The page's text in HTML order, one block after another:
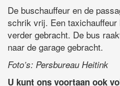
De buschauffeur en de
schrik vrij. Een
verder gebracht. De bus
naar de garage gebracht.
Foto’s: Persbureau Heitink
U kunt ons voortaan ook